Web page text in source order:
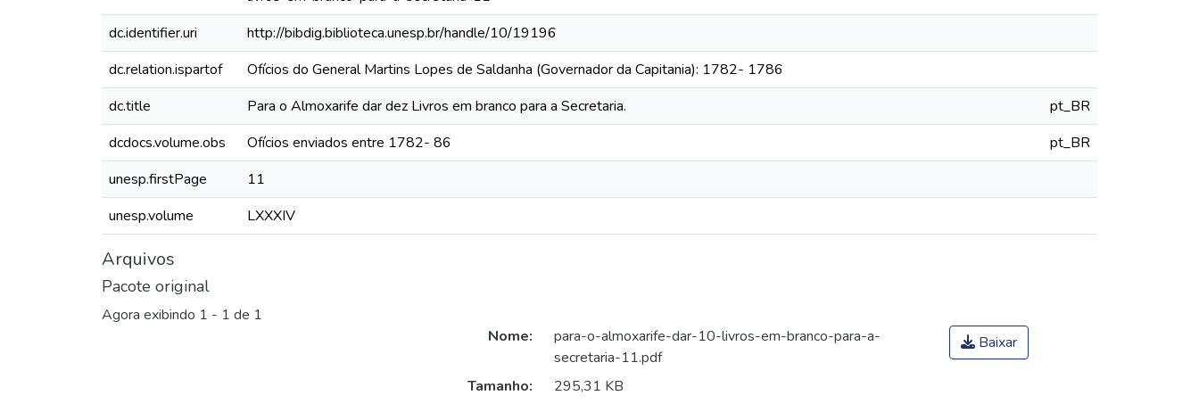
dc.identifier.uri
http://bibdig.biblioteca.unesp.br/handle/10/19196
dc.relation.ispartof
Ofícios do General Martins Lopes de Saldanha (Governador da Capitania): 1782- 1786
dc.title
Para o Almoxarife dar dez Livros em branco para a Secretaria.
pt_BR
dcdocs.volume.obs
Ofícios enviados entre 1782- 86
pt_BR
unesp.firstPage
11
unesp.volume
LXXXIV
Arquivos
Pacote original
Agora exibindo 1 - 1 de 1
Nome:
para-o-almoxarife-dar-10-livros-em-branco-para-a-
secretaria-11.pdf
Tamanho:
295,31 KB
Baixar